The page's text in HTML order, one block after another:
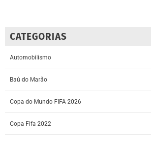
CATEGORIAS
Automobilismo
Baú do Marão
Copa do Mundo FIFA 2026
Copa Fifa 2022